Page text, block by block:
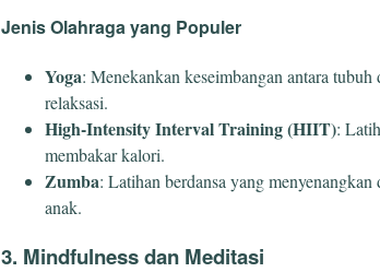
Jenis Olahraga yang Populer
Yoga: Menekankan keseimbangan antara
relaksasi.
High-Intensity Interval Training (HIIT):
membakar kalori.
Zumba: Latihan berdansa yang
anak.
3. Mindfulness dan Meditasi